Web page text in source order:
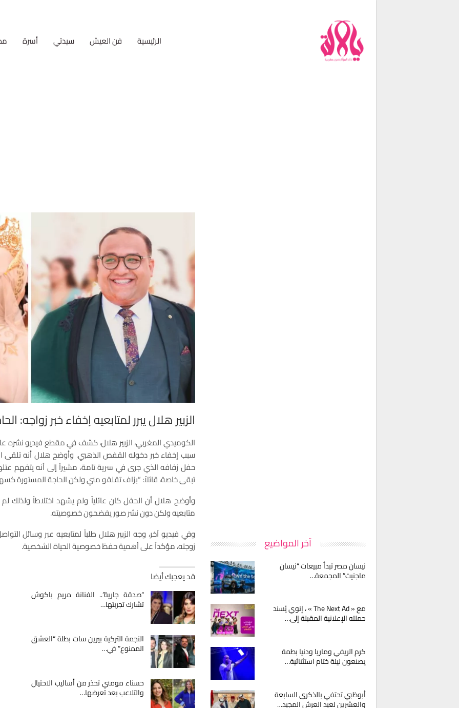
الرئيسية فن العيش سيدتي أسرة
الزبير هلال يبرر لمتابعيه إخفاء خبر زواجه:
الكوميدي المغربي، الزبير هلال، كشف في مقطع فيديو
سبب إخفاء خبر دخوله القفص الذهبي. وأوضح هلال أنه تلقى
حفل زفافه الذي جرى في سرية تامة، مشيراً إلى أنه يتفهم
تبقى خاصة، قائلاً: “بزاف تقلقو مني ولكن الحاجة المستورة
وأوضح هلال أن الحفل كان عائلياً ولم يشهد اختلاطاً ولذلك
متابعيه ولكن دون نشر صور يفضحون خصوصيته.
وفي فيديو آخر، وجه الزبير هلال طلباً لمتابعيه عبر وسائل
زوجته، مؤكداً على أهمية حفظ خصوصية الحياة الشخصية.
قد يعجبك أيضا
“صدقة جارية”.. الفنانة مريم باكوش
تشارك تجربتها…
النجمة التركية بيرين سات بطلة “العشق
الممنوع” في…
حسناء مومني تحذر من أساليب الاحتيال
والتلاعب بعد تعرضها…
آخر المواضيع
نيسان مصر تبدأ مبيعات “نيسان
ماجنيت” المجمعة…
مع « The Next Ad » ، إنوي يُسند
حملته الإعلانية المقبلة إلى…
كرم الريفي وماريا ودنيا بطمة
يصنعون ليلة ختام استثنائية…
أبوظبي تحتفي بالذكرى السابعة
والعشرين لعيد العرش المجيد…